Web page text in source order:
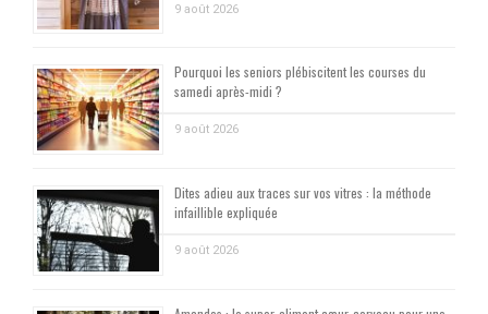
9 août 2026
Pourquoi les seniors plébiscitent les courses du
samedi après-midi ?
9 août 2026
Dites adieu aux traces sur vos vitres : la méthode
infaillible expliquée
9 août 2026